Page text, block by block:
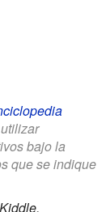
bajo la
que se indique